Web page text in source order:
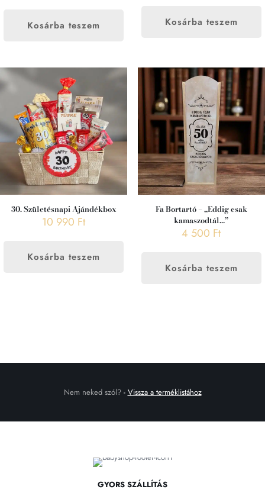
Kosárba teszem Kosárba teszem
30. Születésnapi Ajándékbox
10 990 Ft
Kosárba teszem
Fa Bortartó – „Eddig csak
kamaszodtál…”
4 500 Ft
Kosárba teszem
Nem neked szól?- Vissza a terméklistához
GYORS SZÁLLÍTÁS